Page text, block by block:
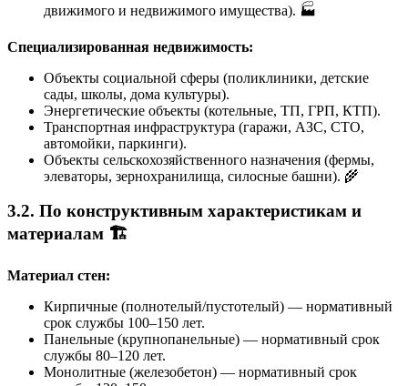
движимого и недвижимого имущества). 🏭
Специализированная недвижимость:
Объекты социальной сферы (поликлиники, детские
сады, школы, дома культуры).
Энергетические объекты (котельные, ТП, ГРП, КТП).
Транспортная инфраструктура (гаражи, АЗС, СТО,
автомойки, паркинги).
Объекты сельскохозяйственного назначения (фермы,
элеваторы, зернохранилища, силосные башни). 🌾
3.2. По конструктивным характеристикам и
материалам 🏗️
Материал стен:
Кирпичные (полнотелый/пустотелый) — нормативный
срок службы 100–150 лет.
Панельные (крупнопанельные) — нормативный срок
службы 80–120 лет.
Монолитные (железобетон) — нормативный срок